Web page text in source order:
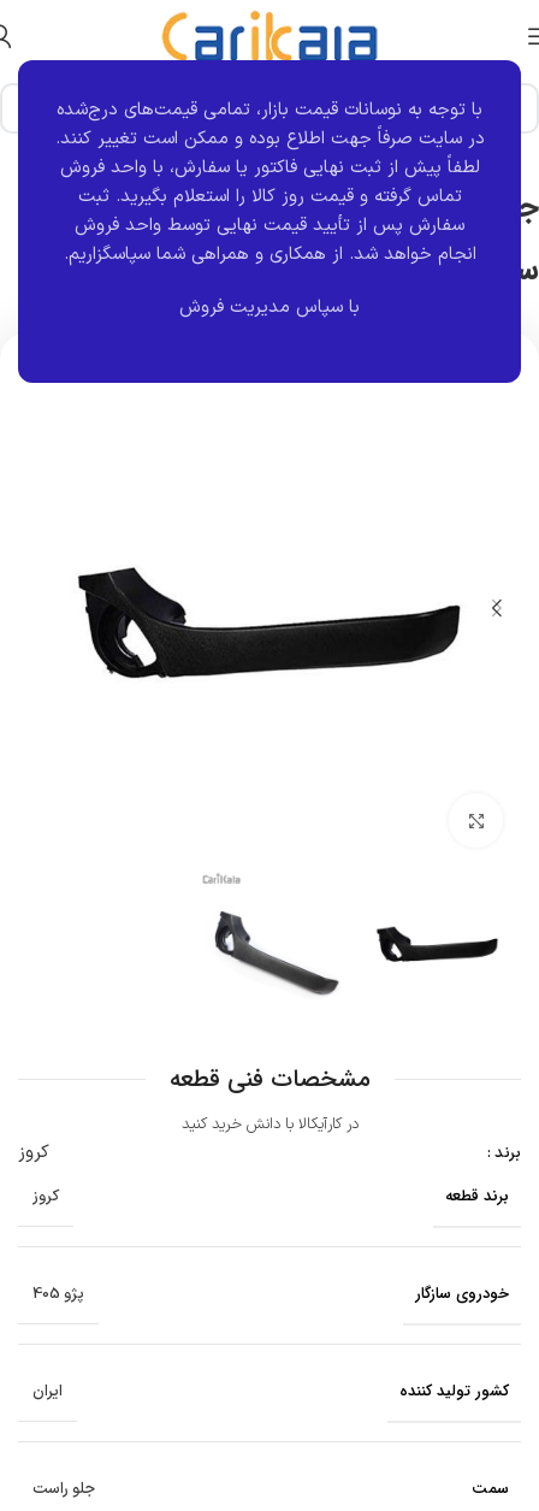
با توجه به نوسانات قیمت بازار، تمامی قیمت‌های درج‌شده
در سایت صرفاً جهت اطلاع بوده و ممکن است تغییر کنند.
لطفاً پیش از ثبت نهایی فاکتور یا سفارش، با واحد فروش
تماس گرفته و قیمت روز کالا را استعلام بگیرید. ثبت
سفارش پس از تأیید قیمت نهایی توسط واحد فروش
انجام خواهد شد. از همکاری و همراهی شما سپاسگزاریم.
با سپاس مدیریت فروش
خانه برند قطعه کروز
جعبه و قاب بلندگو روی درب جلو مشکی
سمت راست 405 | کروز
مشخصات فنی قطعه
در کارآیکالا با دانش خرید کنید
برند :
کروز
برند قطعه کروز
خودروی سازگار پژو 405
کشور تولید کننده ایران
سمت جلو راست